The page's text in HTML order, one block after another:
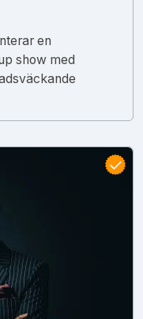
en
show med